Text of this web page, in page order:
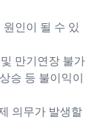
인이 될 수 있
만기연장 불가
승 등 불이익이
의무가 발생할